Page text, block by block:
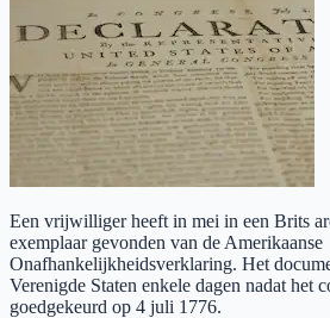
Een vrijwilliger heeft in mei in een Brits
exemplaar gevonden van de Amerikaanse
Onafhankelijkheidsverklaring. Het
Verenigde Staten enkele dagen nadat het
goedgekeurd op 4 juli 1776.